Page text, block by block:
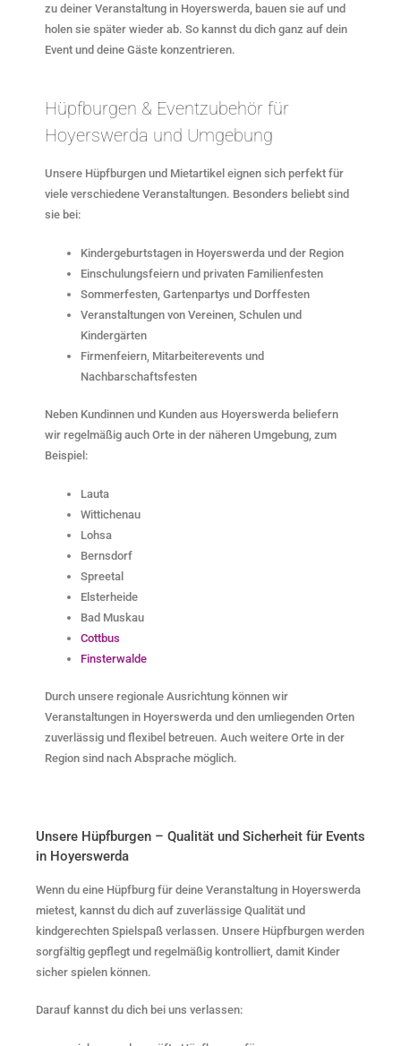
zu deiner Veranstaltung in Hoyerswerda, bauen sie auf und
holen sie später wieder ab. So kannst du dich ganz auf dein
Event und deine Gäste konzentrieren.
Hüpfburgen & Eventzubehör für
Hoyerswerda und Umgebung
Unsere Hüpfburgen und Mietartikel eignen sich perfekt für
viele verschiedene Veranstaltungen. Besonders beliebt sind
sie bei:
Kindergeburtstagen in Hoyerswerda und der Region
Einschulungsfeiern und privaten Familienfesten
Sommerfesten, Gartenpartys und Dorffesten
Veranstaltungen von Vereinen, Schulen und
Kindergärten
Firmenfeiern, Mitarbeiterevents und
Nachbarschaftsfesten
Neben Kundinnen und Kunden aus Hoyerswerda beliefern
wir regelmäßig auch Orte in der näheren Umgebung, zum
Beispiel:
Lauta
Wittichenau
Lohsa
Bernsdorf
Spreetal
Elsterheide
Bad Muskau
Cottbus
Finsterwalde
Durch unsere regionale Ausrichtung können wir
Veranstaltungen in Hoyerswerda und den umliegenden Orten
zuverlässig und flexibel betreuen. Auch weitere Orte in der
Region sind nach Absprache möglich.
Unsere Hüpfburgen – Qualität und Sicherheit für Events
in Hoyerswerda
Wenn du eine Hüpfburg für deine Veranstaltung in Hoyerswerda
mietest, kannst du dich auf zuverlässige Qualität und
kindgerechten Spielspaß verlassen. Unsere Hüpfburgen werden
sorgfältig gepflegt und regelmäßig kontrolliert, damit Kinder
sicher spielen können.
Darauf kannst du dich bei uns verlassen: